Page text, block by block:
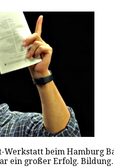
Werkstatt beim
ein großer Erfolg.